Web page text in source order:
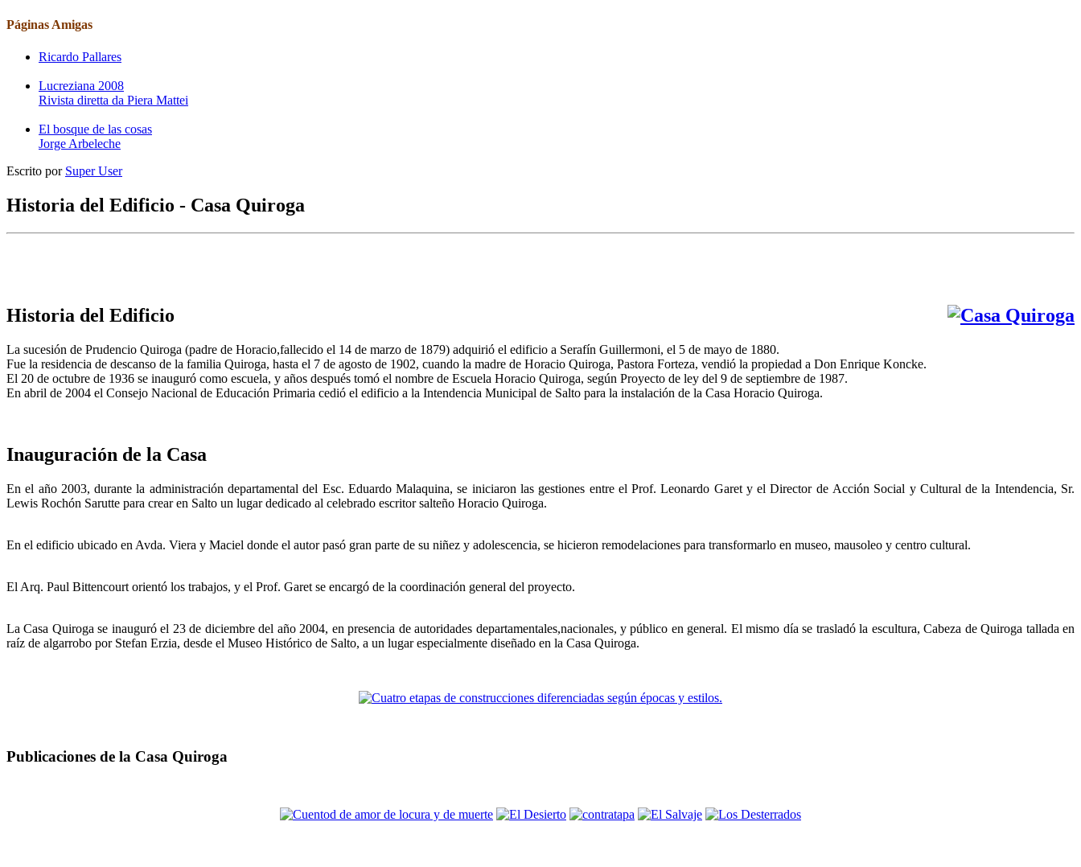
Páginas Amigas
Ricardo Pallares
Lucreziana 2008
Rivista diretta da Piera Mattei
El bosque de las cosas
Jorge Arbeleche
Escrito por Super User
Historia del Edificio - Casa Quiroga
Historia del Edificio
La sucesión de Prudencio Quiroga (padre de Horacio,fallecido el 14 de marzo de 1879) adquirió el edificio a Serafín Guillermoni, el 5 de mayo de 1880.
Fue la residencia de descanso de la familia Quiroga, hasta el 7 de agosto de 1902, cuando la madre de Horacio Quiroga, Pastora Forteza, vendió la propiedad a Don Enrique Koncke.
El 20 de octubre de 1936 se inauguró como escuela, y años después tomó el nombre de Escuela Horacio Quiroga, según Proyecto de ley del 9 de septiembre de 1987.
En abril de 2004 el Consejo Nacional de Educación Primaria cedió el edificio a la Intendencia Municipal de Salto para la instalación de la Casa Horacio Quiroga.
Inauguración de la Casa
En el año 2003, durante la administración departamental del Esc. Eduardo Malaquina, se iniciaron las gestiones entre el Prof. Leonardo Garet y el Director de Acción Social y Cultural de la Intendencia, Sr.
Lewis Rochón Sarutte para crear en Salto un lugar dedicado al celebrado escritor salteño Horacio Quiroga.
En el edificio ubicado en Avda. Viera y Maciel donde el autor pasó gran parte de su niñez y adolescencia, se hicieron remodelaciones para transformarlo en museo, mausoleo y centro cultural.
El Arq. Paul Bittencourt orientó los trabajos, y el Prof. Garet se encargó de la coordinación general del proyecto.
La Casa Quiroga se inauguró el 23 de diciembre del año 2004, en presencia de autoridades departamentales,nacionales, y público en general. El mismo día se trasladó la escultura, Cabeza de Quiroga tallada en
raíz de algarrobo por Stefan Erzia, desde el Museo Histórico de Salto, a un lugar especialmente diseñado en la Casa Quiroga.
Publicaciones de la Casa Quiroga